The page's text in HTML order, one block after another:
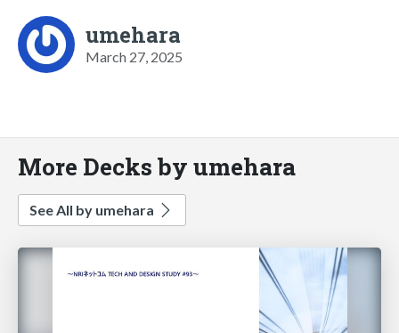
umehara
March 27, 2025
More Decks by umehara
See All by umehara